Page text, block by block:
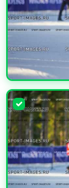
УВЕЛИЧИТЬ